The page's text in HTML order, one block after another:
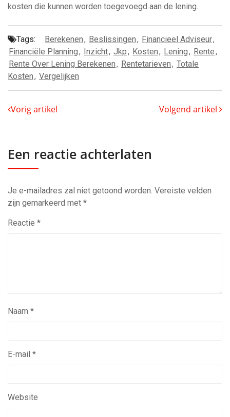
kosten die kunnen worden toegevoegd aan de lening.
Tags: Berekenen, Beslissingen, Financieel Adviseur,
Financiële Planning, Inzicht, Jkp, Kosten, Lening, Rente,
Rente Over Lening Berekenen, Rentetarieven, Totale
Kosten, Vergelijken
Vorig artikel Volgend artikel
Een reactie achterlaten
Je e-mailadres zal niet getoond worden. Vereiste velden
zijn gemarkeerd met *
Reactie *
Naam *
E-mail *
Website